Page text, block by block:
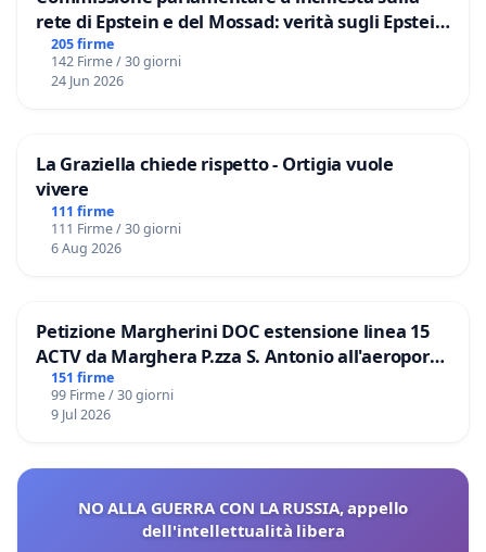
rete di Epstein e del Mossad: verità sugli Epstein
Files
205 firme
142 Firme / 30 giorni
24 Jun 2026
La Graziella chiede rispetto - Ortigia vuole
vivere
111 firme
111 Firme / 30 giorni
6 Aug 2026
Petizione Margherini DOC estensione linea 15
ACTV da Marghera P.zza S. Antonio all'aeroporto
Marco Polo tariffa a € 1,50
151 firme
99 Firme / 30 giorni
9 Jul 2026
NO ALLA GUERRA CON LA RUSSIA, appello
dell'intellettualità libera